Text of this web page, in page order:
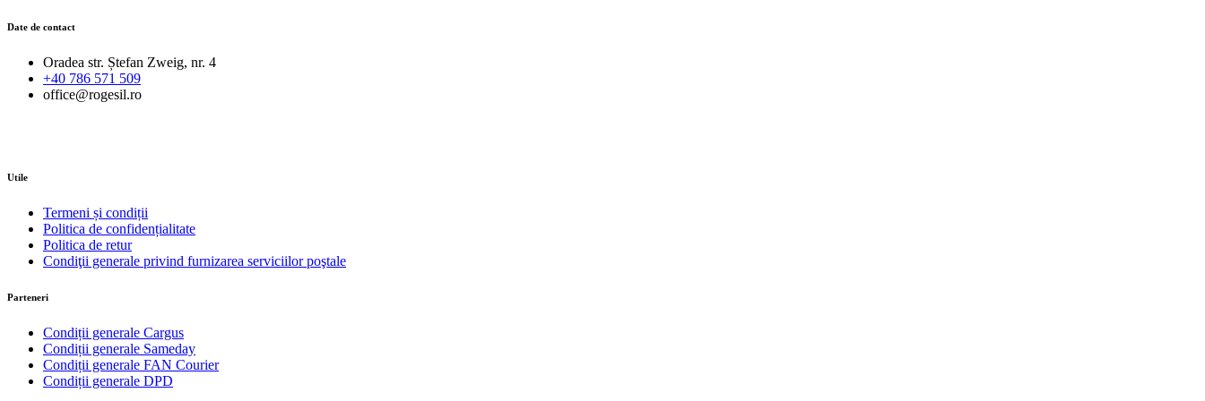
Date de contact
Oradea str. Ștefan Zweig, nr. 4
+40 786 571 509
office@rogesil.ro
Utile
Termeni și condiții
Politica de confidențialitate
Politica de retur
Condiţii generale privind furnizarea serviciilor poştale
Parteneri
Condiții generale Cargus
Condiții generale Sameday
Condiții generale FAN Courier
Condiții generale DPD